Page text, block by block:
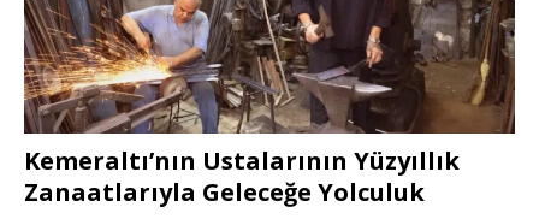
Kemeraltı’nın Ustalarının Yüzyıllık
Zanaatlarıyla Geleceğe Yolculuk